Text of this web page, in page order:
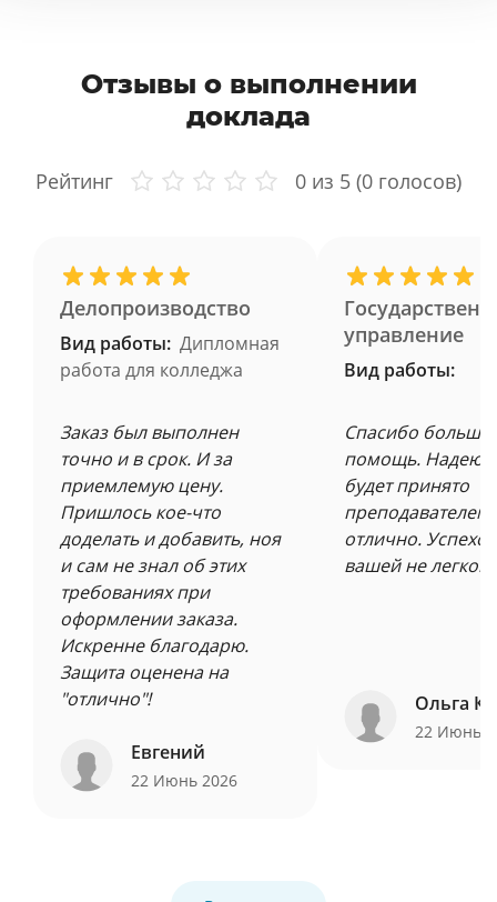
Отзывы о выполнении
доклада
Рейтинг 0 из 5 (0 голосов)
Делопроизводство
Вид работы: Дипломная
работа для колледжа
Заказ был выполнен
точно и в срок. И за
приемлемую цену.
Пришлось кое-что
доделать и добавить, ноя
и сам не знал об этих
требованиях при
оформлении заказа.
Искренне благодарю.
Защита оценена на
"отлично"!
Евгений
22 Июнь 2026
управление
Вид работы:
Спасибо
помощь.
будет принято
преподавателем
отлично.
вашей не легкой
Ольга
22 Июнь